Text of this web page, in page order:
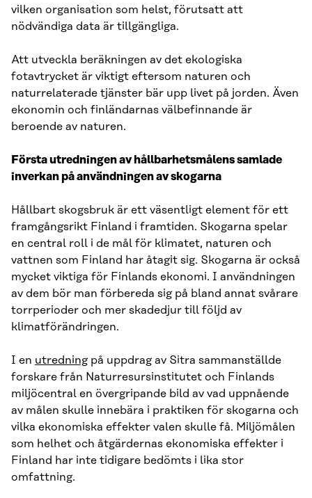
vilken organisation som helst, förutsatt att
nödvändiga data är tillgängliga.
Att utveckla beräkningen av det ekologiska
fotavtrycket är viktigt eftersom naturen och
naturrelaterade tjänster bär upp livet på jorden. Även
ekonomin och finländarnas välbefinnande är
beroende av naturen.
Första utredningen av hållbarhetsmålens samlade
inverkan på användningen av skogarna
Hållbart skogsbruk är ett väsentligt element för ett
framgångsrikt Finland i framtiden. Skogarna spelar
en central roll i de mål för klimatet, naturen och
vattnen som Finland har åtagit sig. Skogarna är också
mycket viktiga för Finlands ekonomi. I användningen
av dem bör man förbereda sig på bland annat svårare
torrperioder och mer skadedjur till följd av
klimatförändringen.
I en utredningpå uppdrag av Sitra sammanställde
forskare från Naturresursinstitutet och Finlands
miljöcentral en övergripande bild av vad uppnående
av målen skulle innebära i praktiken för skogarna och
vilka ekonomiska effekter valen skulle få. Miljömålen
som helhet och åtgärdernas ekonomiska effekter i
Finland har inte tidigare bedömts i lika stor
omfattning.